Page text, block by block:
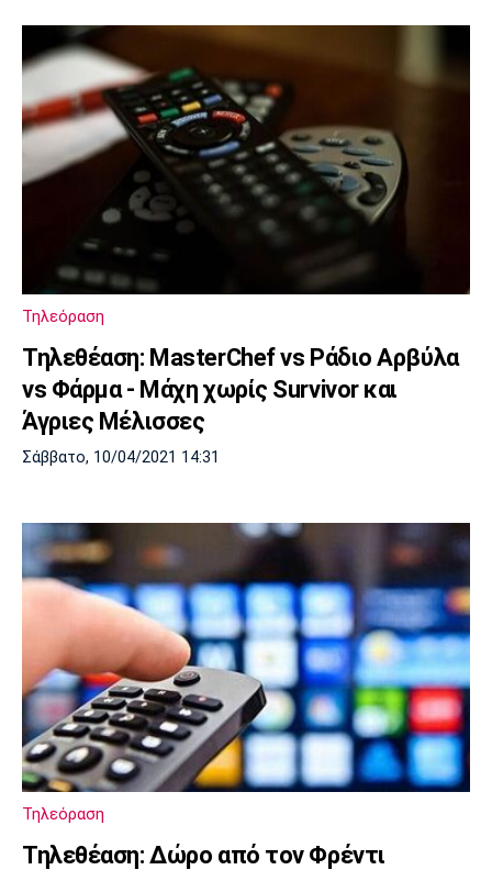
Τηλεόραση
Τηλεθέαση: MasterChef vs Ράδιο Αρβύλα
vs Φάρμα - Μάχη χωρίς Survivor και
Άγριες Μέλισσες
Σάββατο, 10/04/2021 14:31
Τηλεόραση
Τηλεθέαση: Δώρο από τον Φρέντι